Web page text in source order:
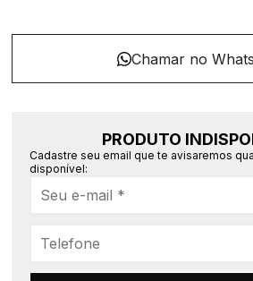
PRODUTO
Cadastre seu email que te avisaremos
disponível: